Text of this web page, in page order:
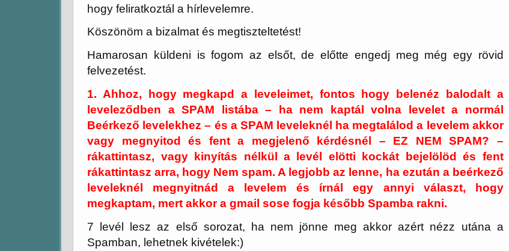
hogy feliratkoztál a hírlevelemre.
Köszönöm a bizalmat és megtiszteltetést!
Hamarosan küldeni is fogom az elsőt, de előtte engedj meg még egy rövid
felvezetést.
1. Ahhoz, hogy megkapd a leveleimet, fontos hogy belenéz balodalt a
leveleződben a SPAM listába – ha nem kaptál volna levelet a normál
Beérkező levelekhez – és a SPAM leveleknél ha megtalálod a levelem akkor
vagy megnyitod és fent a megjelenő kérdésnél – EZ NEM SPAM? –
rákattintasz, vagy kinyítás nélkül a levél elötti kockát bejelölöd és fent
rákattintasz arra, hogy Nem spam. A legjobb az lenne, ha ezután a beérkező
leveleknél megnyitnád a levelem és írnál egy annyi választ, hogy
megkaptam, mert akkor a gmail sose fogja később Spamba rakni.
7 levél lesz az első sorozat, ha nem jönne meg akkor azért nézz utána a
Spamban, lehetnek kivételek:)